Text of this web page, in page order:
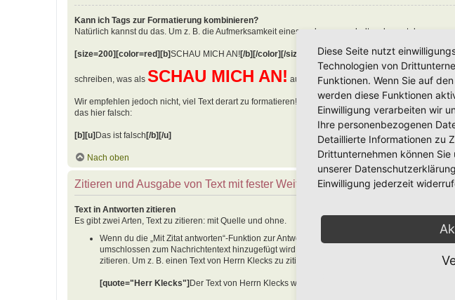
Kann ich Tags zur Formatierung kombinieren?
Natürlich kannst du das. Um z. B. die Aufmerksamkeit eines anderen zu erhalten, kannst du
[size=200][color=red][b]SCHAU MICH AN![/b][/color][/size]
schreiben, was als SCHAU MICH AN! ausgegeben wird.
Wir empfehlen jedoch nicht, viel Text derart zu formatieren! Beachte, dass du als Autor dafür
das hier falsch:
[b][u]Das ist falsch[/b][/u]
Nach oben
Zitieren und Ausgabe von Text mit fester Weite
Text in Antworten zitieren
Es gibt zwei Arten, Text zu zitieren: mit Quelle und ohne.
Wenn du die „Mit Zitat antworten“-Funktion zur Antwort auf einen Beitrag verwendest, wirst
umschlossen zum Nachrichtentext hinzugefügt wird. Dies erlaubt dir unter Angabe einer
zitieren. Um z. B. einen Text von Herrn Klecks zu zitieren, solltest du Folgendes eingeben:
[quote="Herr Klecks"] Der Text von Herrn Klecks würde hier stehen
Diese Seite nutzt
Technologien von
Funktionen. Wenn Sie auf
werden diese Funktionen
Einwilligung verarbeiten wir
Ihre personenbezogenen
Detaillierte Informationen zu
Drittunternehmen können
unserer
Einwilligung jederzeit